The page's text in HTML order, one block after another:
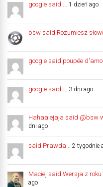
google said ... 1 dzień ago
bsw said Rozumiesz
google said poupée
google said ... 3 dni ago
Hahaalejaja said @bsw
dni ago
said Prawda... 2 tygodnie
Maciej said Wersja z
ago